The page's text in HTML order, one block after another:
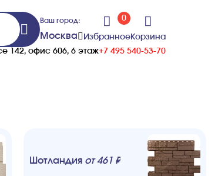
Ваш город:
Москва
0
ИзбранноеКорзина
142, офис 606, 6 этаж+7 495 540-53-70
Шотландия от461 ₽